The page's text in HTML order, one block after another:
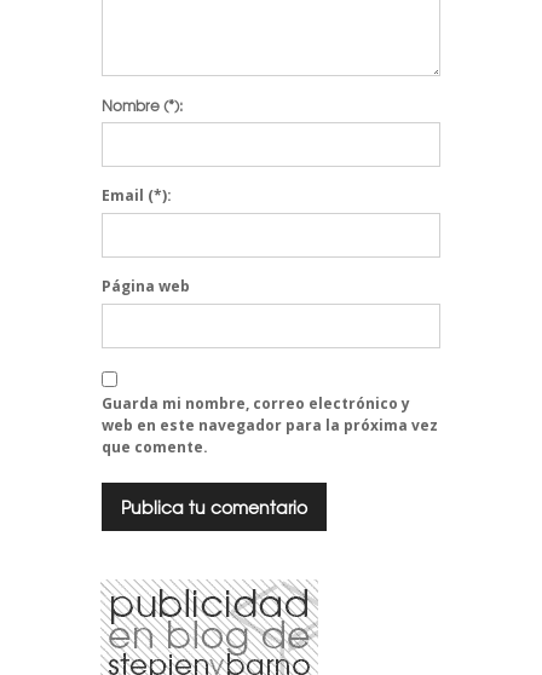
Nombre(*):
Email (*):
Página web
Guarda mi nombre, correo electrónico y
web en este navegador para la próxima vez
que comente.